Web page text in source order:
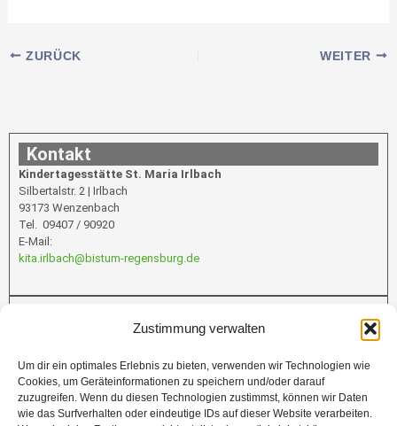
Zustimmung verwalten
Um dir ein optimales Erlebnis zu bieten, verwenden wir Technologien wie
Cookies, um Geräteinformationen zu speichern und/oder darauf
zuzugreifen. Wenn du diesen Technologien zustimmst, können wir Daten
wie das Surfverhalten oder eindeutige IDs auf dieser Website verarbeiten.
ZURÜCK WEITER
Kontakt
Kindertagesstätte St. Maria Irlbach
Silbertalstr. 2 | Irlbach
93173 Wenzenbach
Tel. 09407 / 90920
E-Mail:
kita.irlbach@bistum-regensburg.de
Förderung